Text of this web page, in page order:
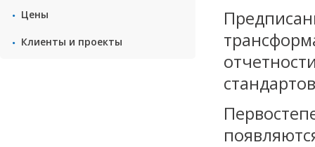
Цены
Клиенты и проекты